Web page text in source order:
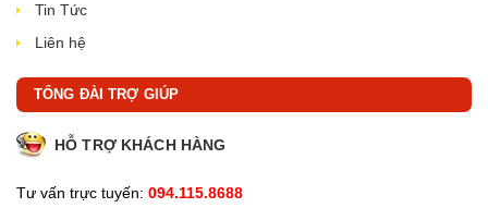
Tin Tức
Liên hệ
TỔNG ĐÀI TRỢ GIÚP
HỖ TRỢ KHÁCH HÀNG
Tư vấn trực tuyến: 094.115.8688